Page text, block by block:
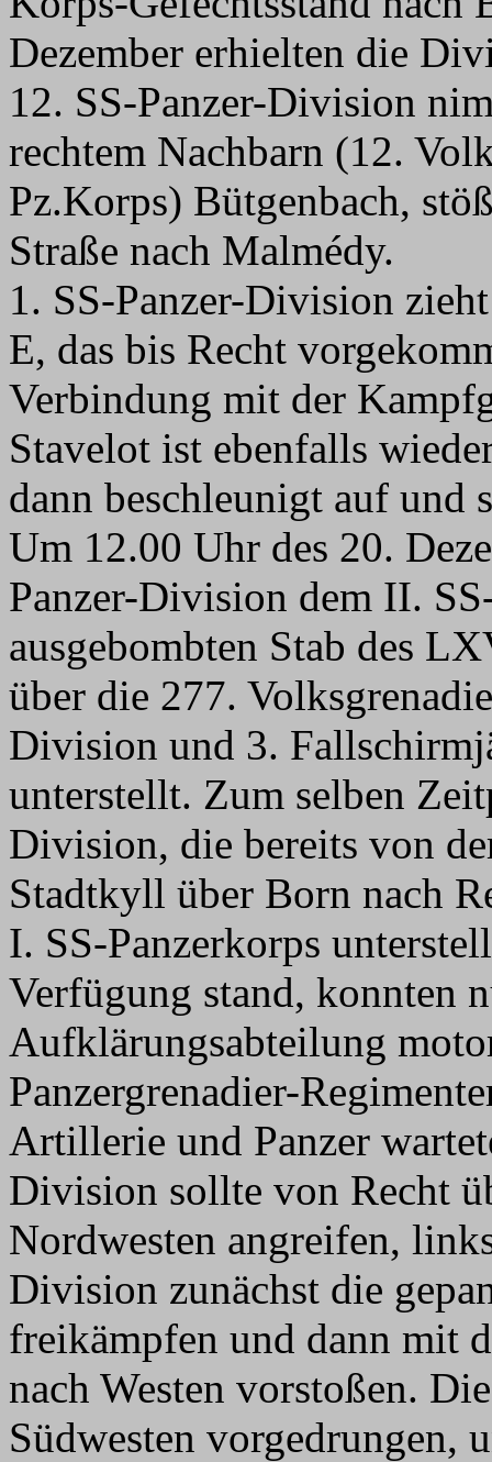
Dezember erhielten die
12. SS-Panzer-Division
rechtem Nachbarn (12.
Pz.Korps) Bütgenbach,
Straße nach Malmédy.
1. SS-Panzer-Division
E, das bis Recht
Verbindung mit der
Stavelot ist ebenfalls
dann beschleunigt auf und
Um 12.00 Uhr des 20.
Panzer-Division dem II.
ausgebombten Stab des
über die 277.
Division und 3.
unterstellt. Zum selben
Division, die bereits von
Stadtkyll über Born nach
I. SS-Panzerkorps
Verfügung stand, konnten
Aufklärungsabteilung
Panzergrenadier-
Artillerie und Panzer
Division sollte von Recht
Nordwesten angreifen,
Division zunächst die
freikämpfen und dann mit
nach Westen vorstoßen.
Südwesten vorgedrungen,